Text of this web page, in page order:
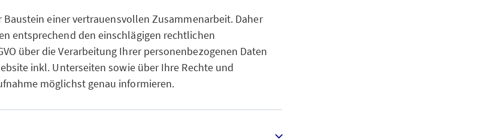
einer vertrauensvollen Zusammenarbeit. Daher
entsprechend den einschlägigen rechtlichen
über die Verarbeitung Ihrer personenbezogenen Daten
inkl. Unterseiten sowie über Ihre Rechte und
möglichst genau informieren.